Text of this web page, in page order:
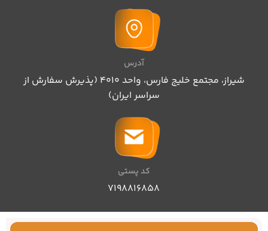
آدرس
شیراز، مجتمع خلیج فارس، واحد ۴۰۱۰ (پذیرش سفارش از
سراسر ایران)
کد پستی
۷۱۹۸۸۱۶۸۵۸